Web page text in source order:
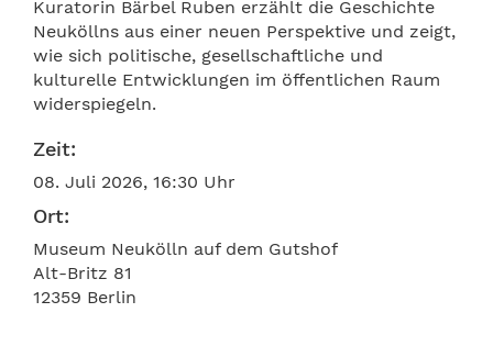
Kuratorin Bärbel Ruben erzählt die Geschichte
Neuköllns aus einer neuen Perspektive und zeigt,
wie sich politische, gesellschaftliche und
kulturelle Entwicklungen im öffentlichen Raum
widerspiegeln.
Zeit:
08. Juli 2026, 16:30 Uhr
Ort:
Museum Neukölln auf dem Gutshof
Alt-Britz 81
12359 Berlin